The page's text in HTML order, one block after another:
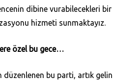
dibine vurabilecekleri bir
hizmeti sunmaktayız.
özel bu gece…
düzenlenen bu parti, artık gelin